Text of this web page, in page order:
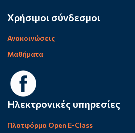
Χρήσιμοι σύνδεσμοι
Ανακοινώσεις
Μαθήματα
Ηλεκτρονικές υπηρεσίες
Πλατφόρμα Open E-Class